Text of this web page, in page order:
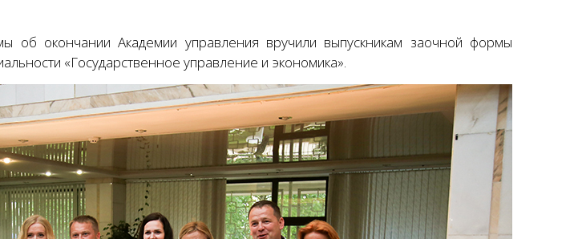
об окончании Академии управления вручили выпускникам заочной формы
«Государственное управление и экономика».